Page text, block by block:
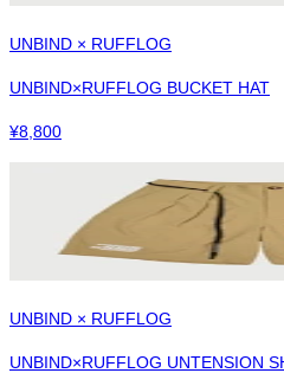
UNBIND × RUFFLOG
UNBIND×RUFFLOG BUCKET HAT
¥8,800
UNBIND × RUFFLOG
UNBIND×RUFFLOG UNTENSION